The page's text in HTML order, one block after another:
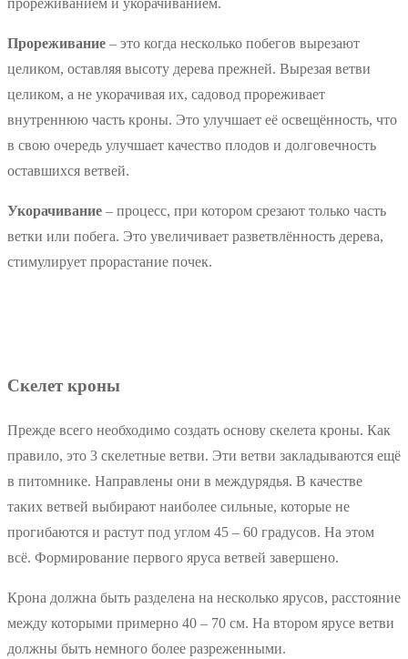
Прореживание – это когда несколько побегов вырезают
целиком, оставляя высоту дерева прежней. Вырезая ветви
целиком, а не укорачивая их, садовод прореживает
внутреннюю часть кроны. Это улучшает её освещённость, что
в свою очередь улучшает качество плодов и долговечность
оставшихся ветвей.
Укорачивание – процесс, при котором срезают только часть
ветки или побега. Это увеличивает разветвлённость дерева,
стимулирует прорастание почек.
Скелет кроны
Прежде всего необходимо создать основу скелета кроны. Как
правило, это 3 скелетные ветви. Эти ветви закладываются ещё
в питомнике. Направлены они в междурядья. В качестве
таких ветвей выбирают наиболее сильные, которые не
прогибаются и растут под углом 45 – 60 градусов. На этом
всё. Формирование первого яруса ветвей завершено.
Крона должна быть разделена на несколько ярусов, расстояние
между которыми примерно 40 – 70 см. На втором ярусе ветви
должны быть немного более разреженными.